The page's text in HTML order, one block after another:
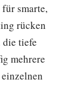
smarte,
rücken
die tiefe
mehrere